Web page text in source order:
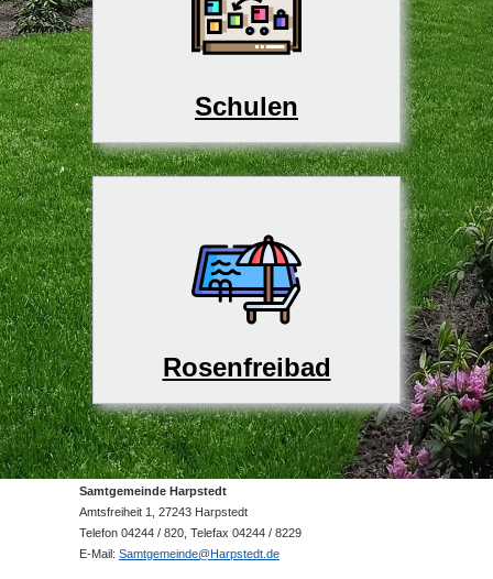
Schulen
Rosenfreibad
Samtgemeinde Harpstedt
Amtsfreiheit 1, 27243 Harpstedt
Telefon 04244 / 820, Telefax 04244 / 8229
E-Mail: Samtgemeinde@Harpstedt.de